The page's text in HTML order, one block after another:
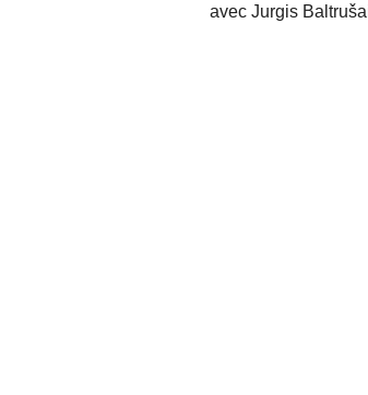
avec Jurgis